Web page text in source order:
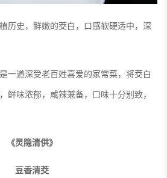
历史，鲜嫩的茭白，口感软硬适中，深
一道深受老百姓喜爱的家常菜，将茭白
鲜味浓郁，咸辣兼备，口味十分别致，
《灵隐清供》
豆香清茭